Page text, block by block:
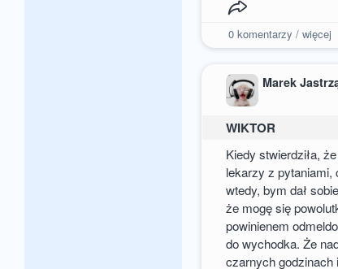
0komentarzy / więcej
Marek
WIKTOR
Kiedy stwierdziła,
lekarzy z pytaniami,
wtedy, bym dał
że mogę się
powinienem
do wychodka. Że
czarnych godzinach